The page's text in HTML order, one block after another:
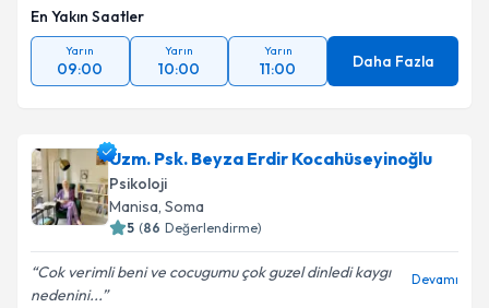
En Yakın Saatler
Yarın
09:00
Yarın
10:00
Yarın
11:00 Daha Fazla
Uzm. Psk. Beyza Erdir Kocahüseyinoğlu
Psikoloji
Manisa, Soma
5 (86 Değerlendirme)
Cok verimli beni ve cocugumu çok guzel dinledi kaygı
nedenini...
Devamı